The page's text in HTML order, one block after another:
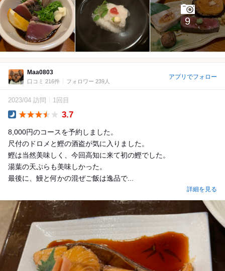
9
Maa0803
口コミ 216件 フォロワー 239人
アプリでフォロー
2023/04 訪問 1回目
3.7
8,000円のコースを予約しました。
尺付のドロメと鰹の酒盗が気に入りました。
鰹は当然美味しく、今回高知に来て初の鰹でした。
湯葉の天ぷらも美味しかった。
最後に、鰻と何かの混ぜご飯は逸品で...
詳細を見る